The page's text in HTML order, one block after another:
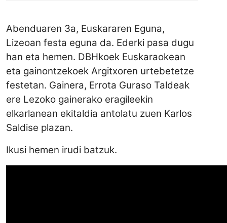
Abenduaren 3a, Euskararen Eguna,
Lizeoan festa eguna da. Ederki pasa dugu
han eta hemen. DBHkoek Euskaraokean
eta gainontzekoek Argitxoren urtebetetze
festetan. Gainera, Errota Guraso Taldeak
ere Lezoko gainerako eragileekin
elkarlanean ekitaldia antolatu zuen Karlos
Saldise plazan.
Ikusi hemen irudi batzuk.